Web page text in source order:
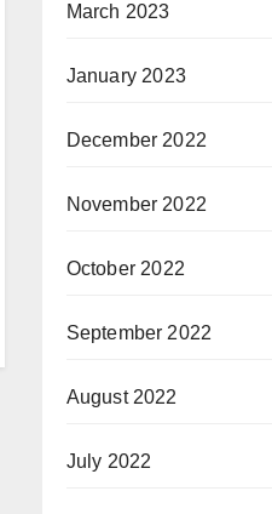
March 2023
January 2023
December 2022
November 2022
October 2022
September 2022
August 2022
July 2022